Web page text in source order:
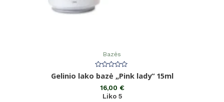
Bazės
Įvertinimas:
0
Gelinio lako bazė „Pink lady“ 15ml
16,00 €
Liko 5